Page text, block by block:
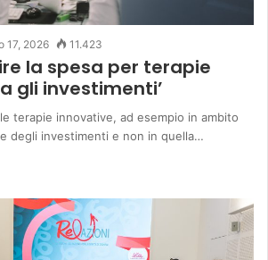
17, 2026 11.423
la spesa per terapie
gli investimenti’
terapie innovative, ad esempio in ambito
degli investimenti e non in quella…